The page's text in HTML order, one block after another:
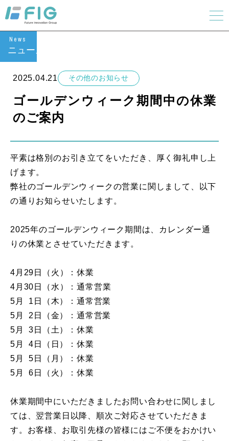
News
ニュース
2025.04.21 その他のお知らせ
ゴールデンウィーク期間中の休業
のご案内
平素は格別のお引き立てをいただき、厚く御礼申し上
げます。
弊社のゴールデンウィークの営業に関しまして、以下
の通りお知らせいたします。
2025年のゴールデンウィーク期間は、カレンダー通
りの休業とさせていただきます。
4月29日（火）：休業
4月30日（水）：通常営業
5月 1日（木）：通常営業
5月 2日（金）：通常営業
5月 3日（土）：休業
5月 4日（日）：休業
5月 5日（月）：休業
5月 6日（火）：休業
休業期間中にいただきましたお問い合わせに関しまし
ては、翌営業日以降、順次ご対応させていただきま
す。お客様、お取引先様の皆様にはご不便をおかけい